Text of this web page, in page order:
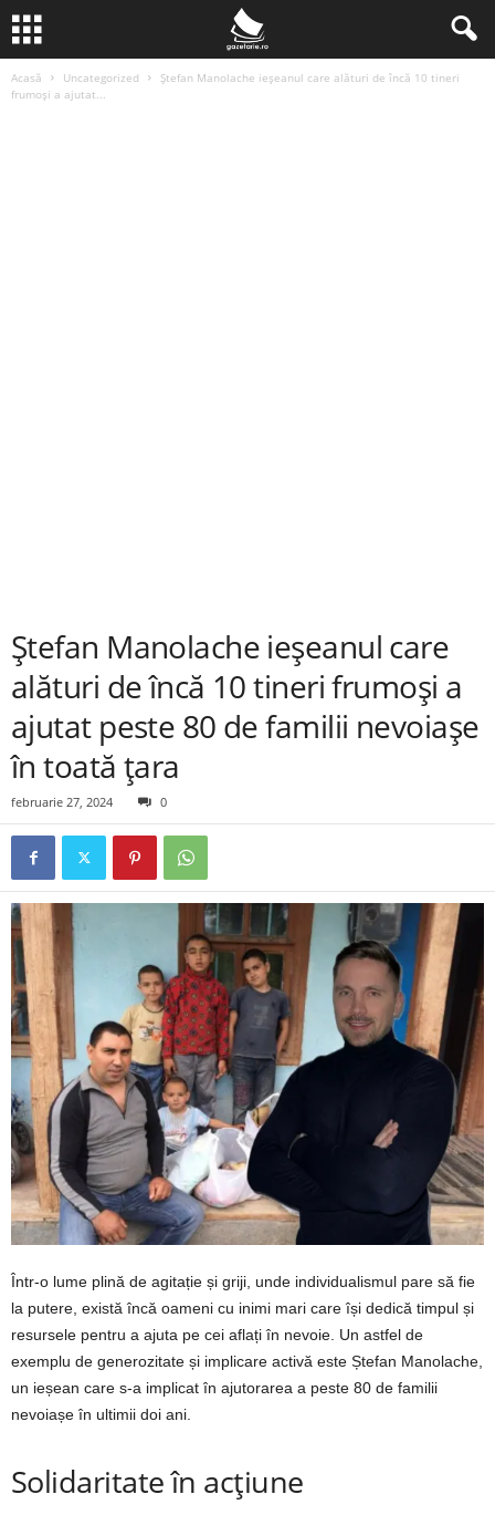
Acasă Uncategorized
Ștefan Manolache ieșeanul care alături de încă 10 tineri
frumoși a ajutat...
Ștefan Manolache ieșeanul care
alături de încă 10 tineri frumoși a
ajutat peste 80 de familii nevoiașe
în toată țara
februarie 27, 2024 0
Într-o lume plină de agitație și griji, unde individualismul pare să fie
la putere, există încă oameni cu inimi mari care își dedică timpul și
resursele pentru a ajuta pe cei aflați în nevoie. Un astfel de
exemplu de generozitate și implicare activă este Ștefan Manolache,
un ieșean care s-a implicat în ajutorarea a peste 80 de familii
nevoiașe în ultimii doi ani.
Solidaritate în acțiune